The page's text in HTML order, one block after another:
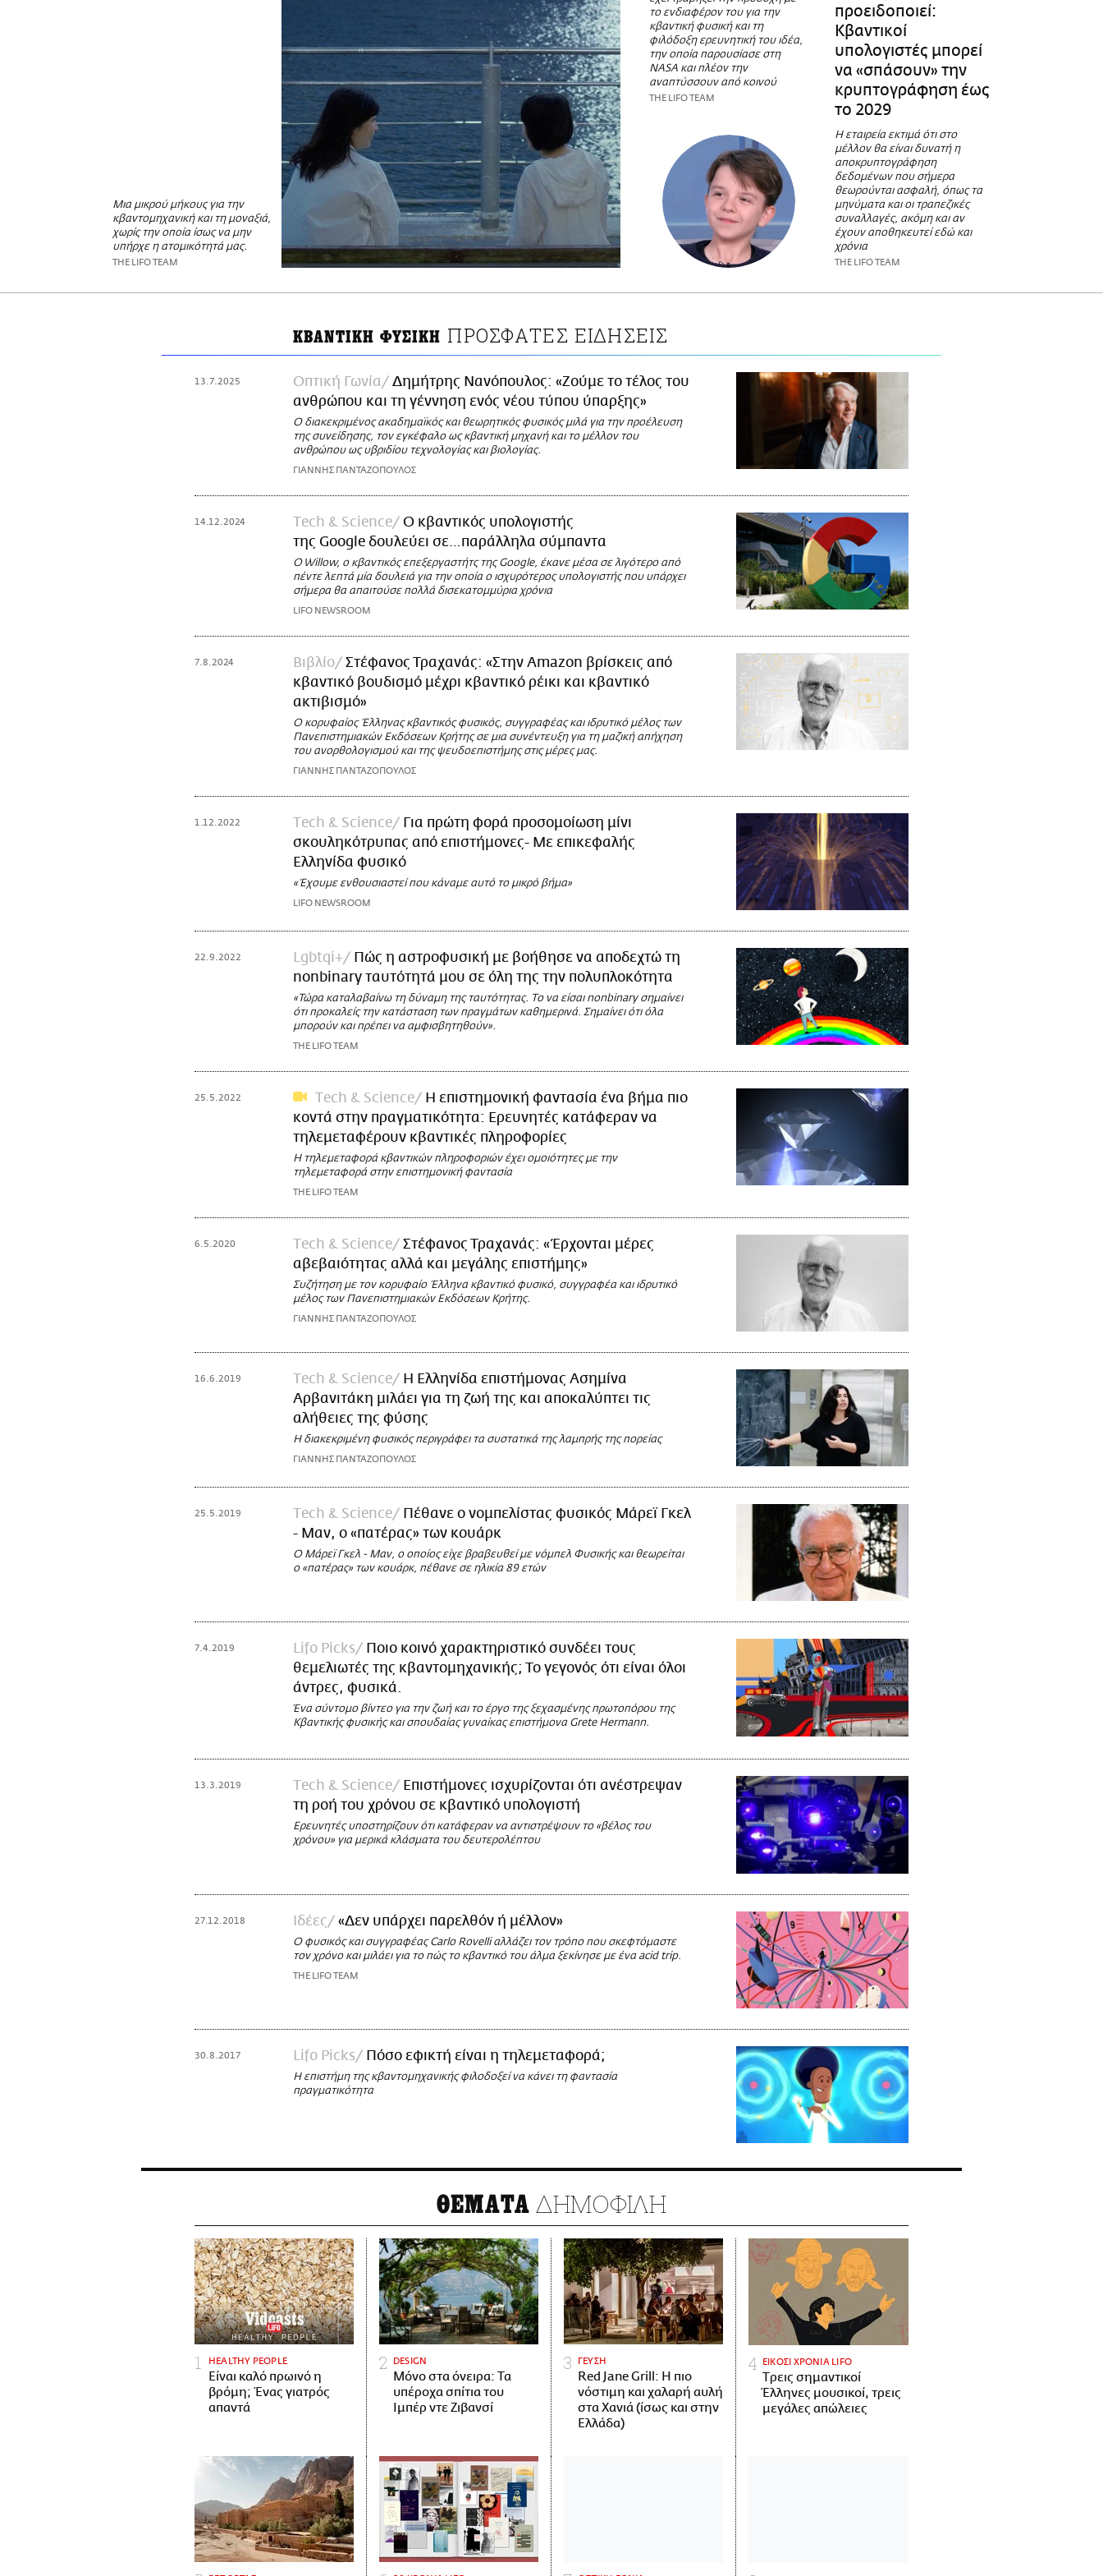
Μια μικρού μήκους για την
κβαντομηχανική και τη μοναξιά,
χωρίς την οποία ίσως να μην
υπήρχε η ατομικότητά μας.
THE LIFO TEAM
το ενδιαφέρον του για την
κβαντική φυσική και τη
φιλόδοξη ερευνητική του ιδέα,
την οποία παρουσίασε στη
NASA και πλέον την
αναπτύσσουν από κοινού
THE LIFO TEAM
προειδοποιεί:
Κβαντικοί
υπολογιστές μπορεί
να «σπάσουν» την
κρυπτογράφηση έως
το 2029
Η εταιρεία εκτιμά ότι στο
μέλλον θα είναι δυνατή η
αποκρυπτογράφηση
δεδομένων που σήμερα
θεωρούνται ασφαλή, όπως τα
μηνύματα και οι τραπεζικές
συναλλαγές, ακόμη και αν
έχουν αποθηκευτεί εδώ και
χρόνια
THE LIFO TEAM
ΚΒΑΝΤΙΚΗ ΦΥΣΙΚΗ ΠΡΟΣΦΑΤΕΣ ΕΙΔΗΣΕΙΣ
13.7.2025 Οπτική Γωνία
Δημήτρης Νανόπουλος: «Ζούμε το τέλος του
ανθρώπου και τη γέννηση ενός νέου τύπου ύπαρξης»
Ο διακεκριμένος ακαδημαϊκός και θεωρητικός φυσικός μιλά για την προέλευση
της συνείδησης, τoν εγκέφαλο ως κβαντική μηχανή και το μέλλον του
ανθρώπου ως υβριδίου τεχνολογίας και βιολογίας.
ΓΙΑΝΝΗΣ ΠΑΝΤΑΖΟΠΟΥΛΟΣ
14.12.2024 Τech & Science
Ο κβαντικός υπολογιστής
της Google δουλεύει σε…παράλληλα σύμπαντα
O Willow, ο κβαντικός επεξεργαστήτς της Google, έκανε μέσα σε λιγότερο από
πέντε λεπτά μία δουλειά για την οποία ο ισχυρότερος υπολογιστής που υπάρχει
σήμερα θα απαιτούσε πολλά δισεκατομμύρια χρόνια
LIFO NEWSROOM
7.8.2024 Βιβλίο
Στέφανος Τραχανάς: «Στην Amazon βρίσκεις από
κβαντικό βουδισμό μέχρι κβαντικό ρέικι και κβαντικό
ακτιβισμό»
Ο κορυφαίος Έλληνας κβαντικός φυσικός, συγγραφέας και ιδρυτικό μέλος των
Πανεπιστημιακών Εκδόσεων Κρήτης σε μια συνέντευξη για τη μαζική απήχηση
του ανορθολογισμού και της ψευδοεπιστήμης στις μέρες μας.
ΓΙΑΝΝΗΣ ΠΑΝΤΑΖΟΠΟΥΛΟΣ
1.12.2022 Τech & Science
Για πρώτη φορά προσομοίωση μίνι
σκουληκότρυπας από επιστήμονες- Με επικεφαλής
Ελληνίδα φυσικό
«Έχουμε ενθουσιαστεί που κάναμε αυτό το μικρό βήμα»
LIFO NEWSROOM
22.9.2022 Lgbtqi+
Πώς η αστροφυσική με βοήθησε να αποδεχτώ τη
nonbinary ταυτότητά μου σε όλη της την πολυπλοκότητα
«Τώρα καταλαβαίνω τη δύναμη της ταυτότητας. Το να είσαι nonbinary σημαίνει
ότι προκαλείς την κατάσταση των πραγμάτων καθημερινά. Σημαίνει ότι όλα
μπορούν και πρέπει να αμφισβητηθούν».
THE LIFO TEAM
25.5.2022 Τech & Science
Η επιστημονική φαντασία ένα βήμα πιο
κοντά στην πραγματικότητα: Ερευνητές κατάφεραν να
τηλεμεταφέρουν κβαντικές πληροφορίες
Η τηλεμεταφορά κβαντικών πληροφοριών έχει ομοιότητες με την
τηλεμεταφορά στην επιστημονική φαντασία
THE LIFO TEAM
6.5.2020 Τech & Science
Στέφανος Τραχανάς: «Έρχονται μέρες
αβεβαιότητας αλλά και μεγάλης επιστήμης»
Συζήτηση με τον κορυφαίο Έλληνα κβαντικό φυσικό, συγγραφέα και ιδρυτικό
μέλος των Πανεπιστημιακών Εκδόσεων Κρήτης.
ΓΙΑΝΝΗΣ ΠΑΝΤΑΖΟΠΟΥΛΟΣ
16.6.2019 Τech & Science
H Ελληνίδα επιστήμονας Ασημίνα
Αρβανιτάκη μιλάει για τη ζωή της και αποκαλύπτει τις
αλήθειες της φύσης
Η διακεκριμένη φυσικός περιγράφει τα συστατικά της λαμπρής της πορείας
ΓΙΑΝΝΗΣ ΠΑΝΤΑΖΟΠΟΥΛΟΣ
25.5.2019 Τech & Science
Πέθανε ο νομπελίστας φυσικός Μάρεϊ Γκελ
- Μαν, ο «πατέρας» των κουάρκ
Ο Μάρεϊ Γκελ - Μαν, ο οποίος είχε βραβευθεί με νόμπελ Φυσικής και θεωρείται
ο «πατέρας» των κουάρκ, πέθανε σε ηλικία 89 ετών
7.4.2019 Lifo Picks
Ποιο κοινό χαρακτηριστικό συνδέει τους
θεμελιωτές της κβαντομηχανικής; Το γεγονός ότι είναι όλοι
άντρες, φυσικά.
Ένα σύντομο βίντεο για την ζωή και το έργο της ξεχασμένης πρωτοπόρου της
Κβαντικής φυσικής και σπουδαίας γυναίκας επιστήμονα Grete Hermann.
13.3.2019 Τech & Science
Επιστήμονες ισχυρίζονται ότι ανέστρεψαν
τη ροή του χρόνου σε κβαντικό υπολογιστή
Ερευνητές υποστηρίζουν ότι κατάφεραν να αντιστρέψουν το «βέλος του
χρόνου» για μερικά κλάσματα του δευτερολέπτου
27.12.2018 Ιδέες «Δεν υπάρχει παρελθόν ή μέλλον»
Ο φυσικός και συγγραφέας Carlo Rovelli αλλάζει τον τρόπο που σκεφτόμαστε
τον χρόνο και μιλάει για το πώς το κβαντικό του άλμα ξεκίνησε με ένα acid trip.
THE LIFO TEAM
30.8.2017 Lifo Picks Πόσο εφικτή είναι η τηλεμεταφορά;
Η επιστήμη της κβαντομηχανικής φιλοδοξεί να κάνει τη φαντασία
πραγματικότητα
ΘΕΜΑΤΑ ΔΗΜΟΦΙΛΗ
HEALTHY PEOPLE
Είναι καλό πρωινό η
βρόμη; Ένας γιατρός
απαντά
DESIGN
Μόνο στα όνειρα: Τα
υπέροχα σπίτια του
Ιμπέρ ντε Ζιβανσί
ΓΕΥΣΗ
Red Jane Grill: Η πιο
νόστιμη και χαλαρή αυλή
στα Χανιά (ίσως και στην
Ελλάδα)
ΕΙΚΟΣΙ ΧΡΟΝΙΑ LIFO
Tρεις σημαντικοί
Έλληνες μουσικοί, τρεις
μεγάλες απώλειες